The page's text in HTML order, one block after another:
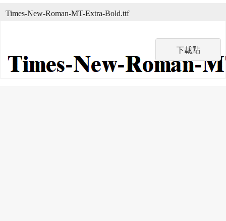
下載點
Times-New-Roman-MT-Extra-Bold.ttf